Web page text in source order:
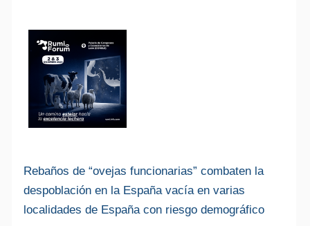
Rebaños de “ovejas funcionarias” combaten la
despoblación en la España vacía en varias
localidades de España con riesgo demográfico